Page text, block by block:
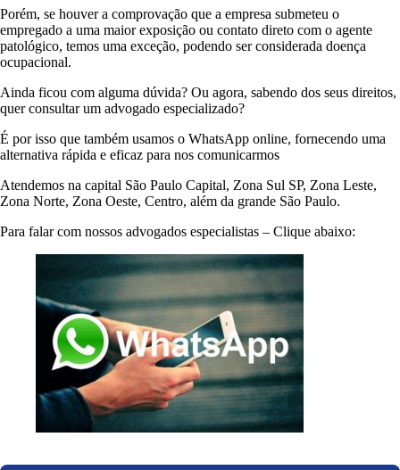
Porém, se houver a comprovação que a empresa submeteu o
empregado a uma maior exposição ou contato direto com o agente
patológico, temos uma exceção, podendo ser considerada doença
ocupacional.
Ainda ficou com alguma dúvida? Ou agora, sabendo dos seus direitos,
quer consultar um advogado especializado?
É por isso que também usamos o WhatsApp online, fornecendo uma
alternativa rápida e eficaz para nos comunicarmos
Atendemos na capital São Paulo Capital, Zona Sul SP, Zona Leste,
Zona Norte, Zona Oeste, Centro, além da grande São Paulo.
Para falar com nossos advogados especialistas – Clique abaixo: